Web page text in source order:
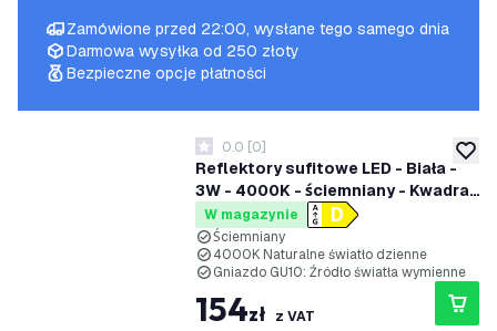
Reflektory sufitowe LED - Biała -
3W - 4000K - ściemniany - Kwadrat
- Uchylna
0 Gwiazdki oceny
0.0 [0]
W magazynie
Ściemniany
4000K Naturalne światło dzienne
Gniazdo GU10: Źródło światła wymienne
154zł z VAT
Zamówione przed 22:00, wysłane tego samego dnia
Darmowa wysyłka od 250 złoty
Bezpieczne opcje płatności